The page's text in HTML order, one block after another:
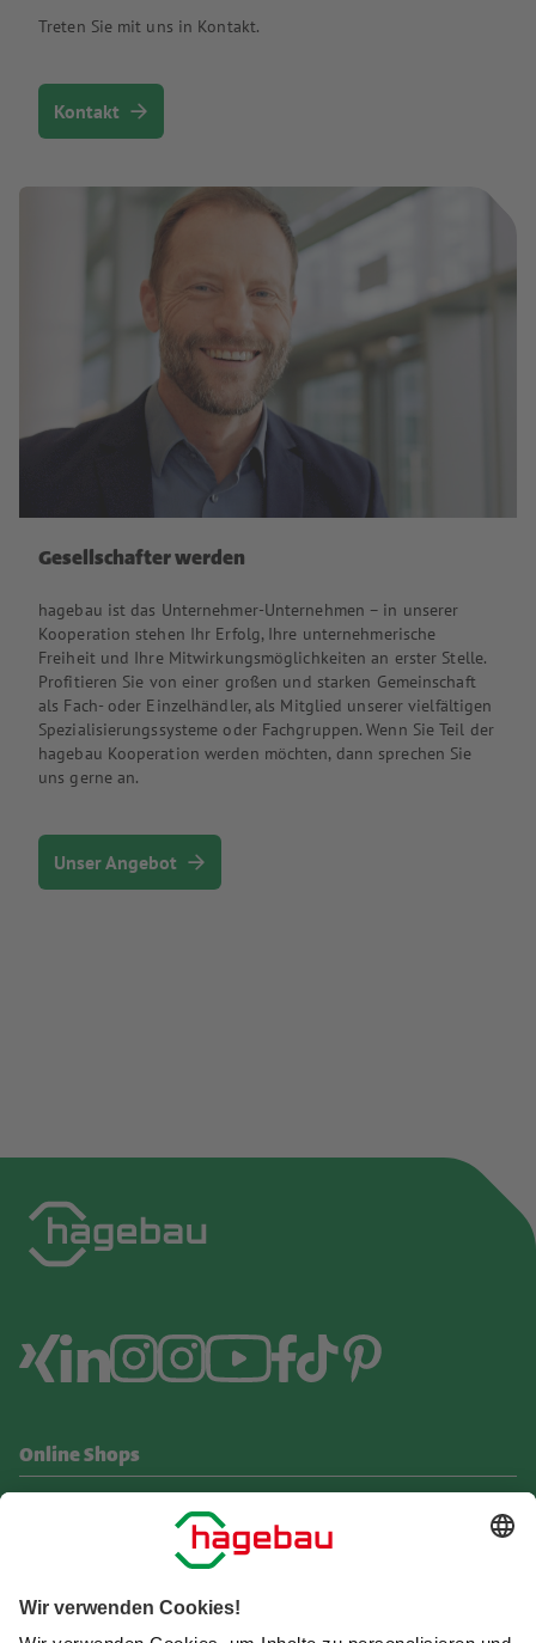
Treten Sie mit uns in Kontakt.
Kontakt
Gesellschafter werden
hagebau ist das Unternehmer-Unternehmen – in unserer
Kooperation stehen Ihr Erfolg, Ihre unternehmerische
Freiheit und Ihre Mitwirkungsmöglichkeiten an erster Stelle.
Profitieren Sie von einer großen und starken Gemeinschaft
als Fach- oder Einzelhändler, als Mitglied unserer vielfältigen
Spezialisierungssysteme oder Fachgruppen. Wenn Sie Teil der
hagebau Kooperation werden möchten, dann sprechen Sie
uns gerne an.
Unser Angebot
Online Shops
Weitere Seiten